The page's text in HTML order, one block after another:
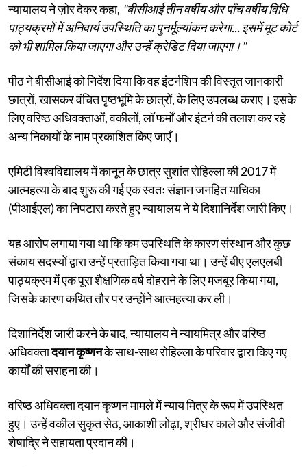
न्यायालय ने ज़ोर देकर कहा, "बीसीआई तीन वर्षीय और पाँच वर्षीय विधि
पाठ्यक्रमों में अनिवार्य उपस्थिति का पुनर्मूल्यांकन करेगा... इसमें मूट कोर्ट
को भी शामिल किया जाएगा और उन्हें क्रेडिट दिया जाएगा।"
पीठ ने बीसीआई को निर्देश दिया कि वह इंटर्नशिप की विस्तृत जानकारी
छात्रों, खासकर वंचित पृष्ठभूमि के छात्रों, के लिए उपलब्ध कराए। इसके
लिए वरिष्ठ अधिवक्ताओं, वकीलों, लॉ फर्मों और इंटर्न की तलाश कर रहे
अन्य निकायों के नाम प्रकाशित किए जाएँ।
एमिटी विश्वविद्यालय में कानून के छात्र सुशांत रोहिल्ला की 2017 में
आत्महत्या के बाद शुरू की गई एक स्वतः संज्ञान जनहित याचिका
(पीआईएल) का निपटारा करते हुए न्यायालय ने ये दिशानिर्देश जारी किए।
यह आरोप लगाया गया था कि कम उपस्थिति के कारण संस्थान और कुछ
संकाय सदस्यों द्वारा उन्हें प्रताड़ित किया गया था। उन्हें बीए एलएलबी
पाठ्यक्रम में एक पूरा शैक्षणिक वर्ष दोहराने के लिए मजबूर किया गया,
जिसके कारण कथित तौर पर उन्होंने आत्महत्या कर ली।
दिशानिर्देश जारी करने के बाद, न्यायालय ने न्यायमित्र और वरिष्ठ
अधिवक्तादयान कृष्णनके साथ-साथ रोहिल्ला के परिवार द्वारा किए गए
कार्यों की सराहना की।
वरिष्ठ अधिवक्ता दयान कृष्णन मामले में न्याय मित्र के रूप में उपस्थित
हुए। उन्हें वकील सुकृत सेठ, आकाशी लोढ़ा, श्रीधर काले और संजीवी
शेषाद्रि ने सहायता प्रदान की।